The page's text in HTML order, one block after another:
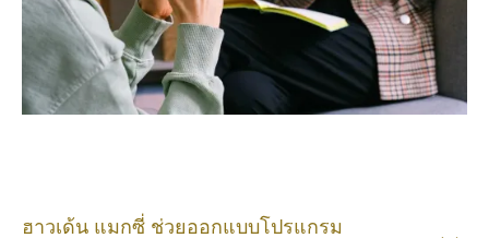
ฮาวเด้น แมกซี่ ช่วยออกแบบโปรแกรม